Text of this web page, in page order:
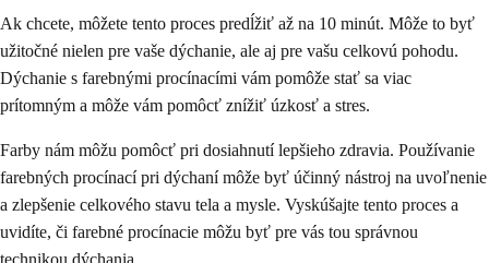
Ak chcete, môžete tento proces predĺžiť až na 10 minút. Môže to byť
užitočné nielen pre vaše dýchanie, ale aj pre vašu celkovú pohodu.
Dýchanie s farebnými procínacími vám pomôže stať sa viac
prítomným a môže vám pomôcť znížiť úzkosť a stres.
Farby nám môžu pomôcť pri dosiahnutí lepšieho zdravia. Používanie
farebných procínací pri dýchaní môže byť účinný nástroj na uvoľnenie
a zlepšenie celkového stavu tela a mysle. Vyskúšajte tento proces a
uvidíte, či farebné procínacie môžu byť pre vás tou správnou
technikou dýchania.